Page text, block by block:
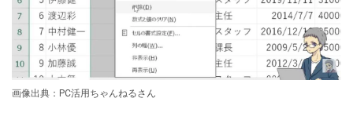
画像出典：PC活用ちゃんねるさん